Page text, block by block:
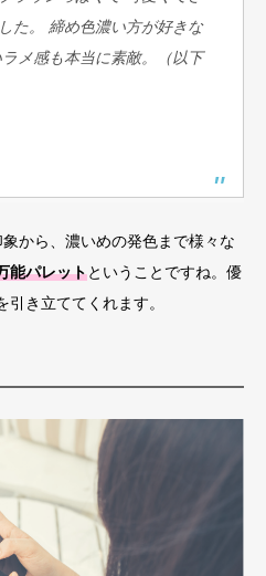
た。 締め色濃い方が好きな
メ感も本当に素敵。（以下
から、濃いめの発色まで様々な
能パレットということですね。優
き立ててくれます。